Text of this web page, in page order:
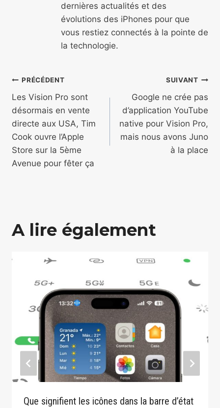
dernières actualités et des
évolutions des iPhones pour que
vous restiez connectés à la pointe de
la technologie.
Navigation
de
l’article
PRÉCÉDENT
Les Vision Pro sont
désormais en vente
directe aux USA, Tim
Cook ouvre l’Apple
Store sur la 5ème
Avenue pour fêter ça
SUIVANT
Google ne crée pas
d’application YouTube
native pour Vision Pro,
mais nous avons Juno
à la place
A lire également
Que signifient les icônes dans la barre d’état